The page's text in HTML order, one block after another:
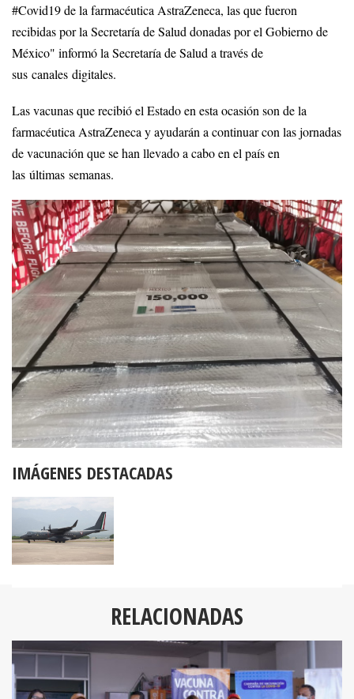
#Covid19 de la farmacéutica AstraZeneca, las que fueron
recibidas por la Secretaría de Salud donadas por el Gobierno de
México" informó la Secretaría de Salud a través de
sus canales digitales.
Las vacunas que recibió el Estado en esta ocasión son de la
farmacéutica AstraZeneca y ayudarán a continuar con las jornadas
de vacunación que se han llevado a cabo en el país en
las últimas semanas.
IMÁGENES DESTACADAS
RELACIONADAS